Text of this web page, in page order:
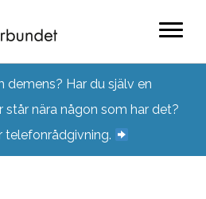
demens? Har du själv en
står nära någon som har det?
telefonrådgivning.